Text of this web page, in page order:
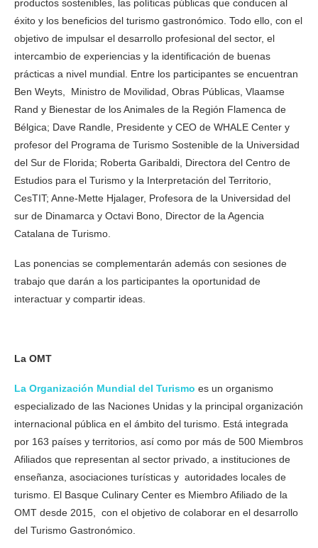
productos sostenibles, las políticas públicas que conducen al
éxito y los beneficios del turismo gastronómico. Todo ello, con el
objetivo de impulsar el desarrollo profesional del sector, el
intercambio de experiencias y la identificación de buenas
prácticas a nivel mundial. Entre los participantes se encuentran
Ben Weyts, Ministro de Movilidad, Obras Públicas, Vlaamse
Rand y Bienestar de los Animales de la Región Flamenca de
Bélgica; Dave Randle, Presidente y CEO de WHALE Center y
profesor del Programa de Turismo Sostenible de la Universidad
del Sur de Florida; Roberta Garibaldi, Directora del Centro de
Estudios para el Turismo y la Interpretación del Territorio,
CesTIT; Anne-Mette Hjalager, Profesora de la Universidad del
sur de Dinamarca y Octavi Bono, Director de la Agencia
Catalana de Turismo.
Las ponencias se complementarán además con sesiones de
trabajo que darán a los participantes la oportunidad de
interactuar y compartir ideas.
La OMT
La Organización Mundial del Turismo es un organismo
especializado de las Naciones Unidas y la principal organización
internacional pública en el ámbito del turismo. Está integrada
por 163 países y territorios, así como por más de 500 Miembros
Afiliados que representan al sector privado, a instituciones de
enseñanza, asociaciones turísticas y autoridades locales de
turismo. El Basque Culinary Center es Miembro Afiliado de la
OMT desde 2015, con el objetivo de colaborar en el desarrollo
del Turismo Gastronómico.